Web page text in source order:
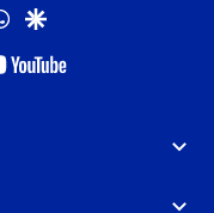
whatsapp
google
youtube-